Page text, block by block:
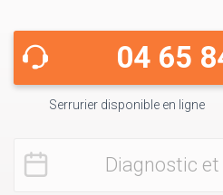
04 65
Serrurier disponible en ligne
Diagnostic